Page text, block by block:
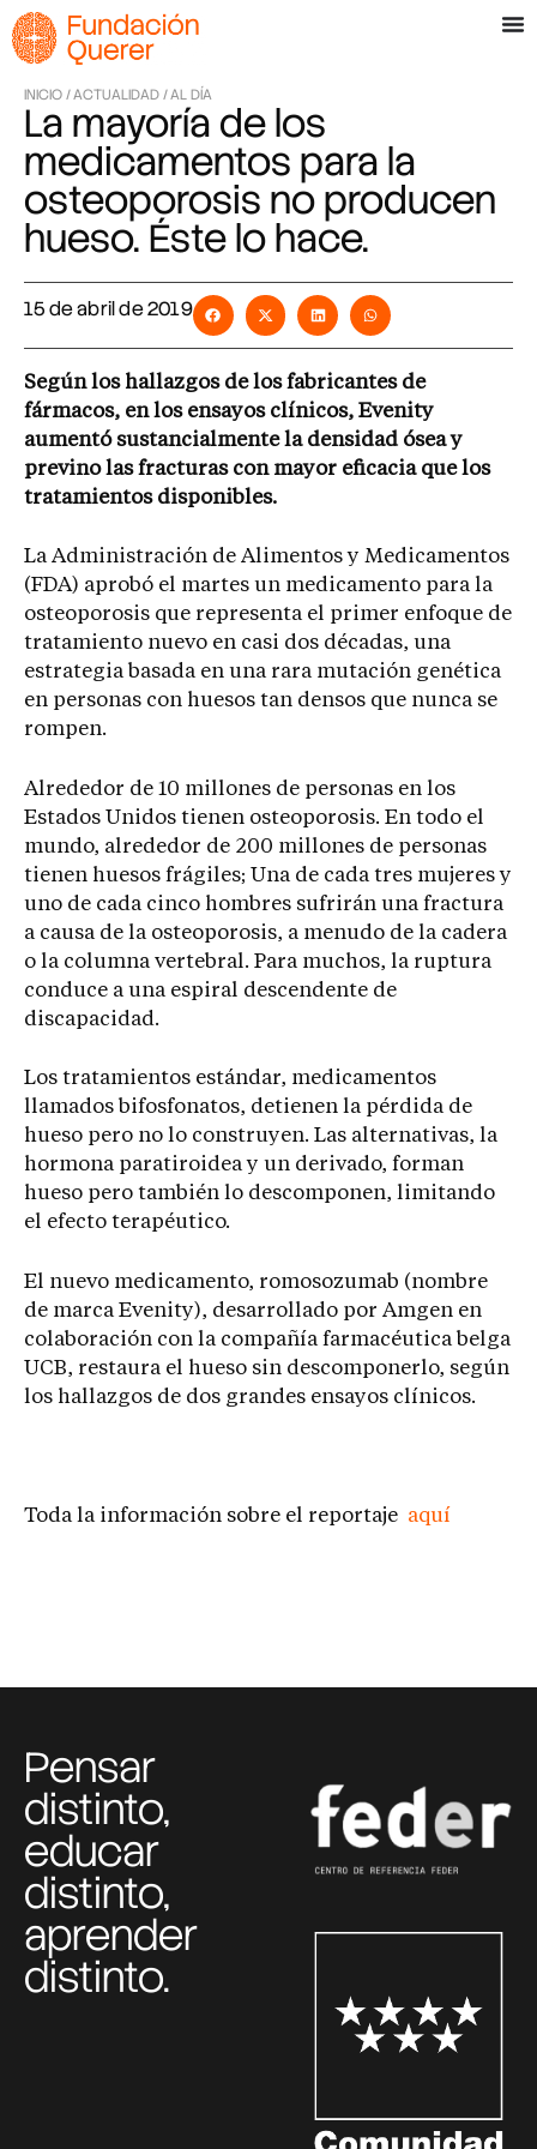
INICIO /ACTUALIDAD /AL DÍA
La mayoría de los
medicamentos para la
osteoporosis no producen
hueso. Éste lo hace.
15 de abril de 2019
Según los hallazgos de los fabricantes de
fármacos, en los ensayos clínicos, Evenity
aumentó sustancialmente la densidad ósea y
previno las fracturas con mayor eficacia que los
tratamientos disponibles.
La Administración de Alimentos y Medicamentos
(FDA) aprobó el martes un medicamento para la
osteoporosis que representa el primer enfoque de
tratamiento nuevo en casi dos décadas, una
estrategia basada en una rara mutación genética
en personas con huesos tan densos que nunca se
rompen.
Alrededor de 10 millones de personas en los
Estados Unidos tienen osteoporosis. En todo el
mundo, alrededor de 200 millones de personas
tienen huesos frágiles; Una de cada tres mujeres y
uno de cada cinco hombres sufrirán una fractura
a causa de la osteoporosis, a menudo de la cadera
o la columna vertebral. Para muchos, la ruptura
conduce a una espiral descendente de
discapacidad.
Los tratamientos estándar, medicamentos
llamados bifosfonatos, detienen la pérdida de
hueso pero no lo construyen. Las alternativas, la
hormona paratiroidea y un derivado, forman
hueso pero también lo descomponen, limitando
el efecto terapéutico.
El nuevo medicamento, romosozumab (nombre
de marca Evenity), desarrollado por Amgen en
colaboración con la compañía farmacéutica belga
UCB, restaura el hueso sin descomponerlo, según
los hallazgos de dos grandes ensayos clínicos.
Toda la información sobre el reportaje aquí
Pensar
distinto,
educar
distinto,
aprender
distinto.